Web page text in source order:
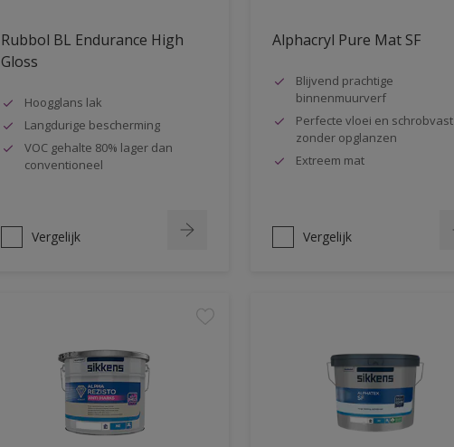
Rubbol BL Endurance High
Gloss
Hoogglans lak
Langdurige bescherming
VOC gehalte 80% lager dan
conventioneel
Vergelijk
Alphacryl Pure Mat SF
Blijvend prachtige
binnenmuurverf
Perfecte vloei en schrobvast
zonder opglanzen
Extreem mat
Vergelijk